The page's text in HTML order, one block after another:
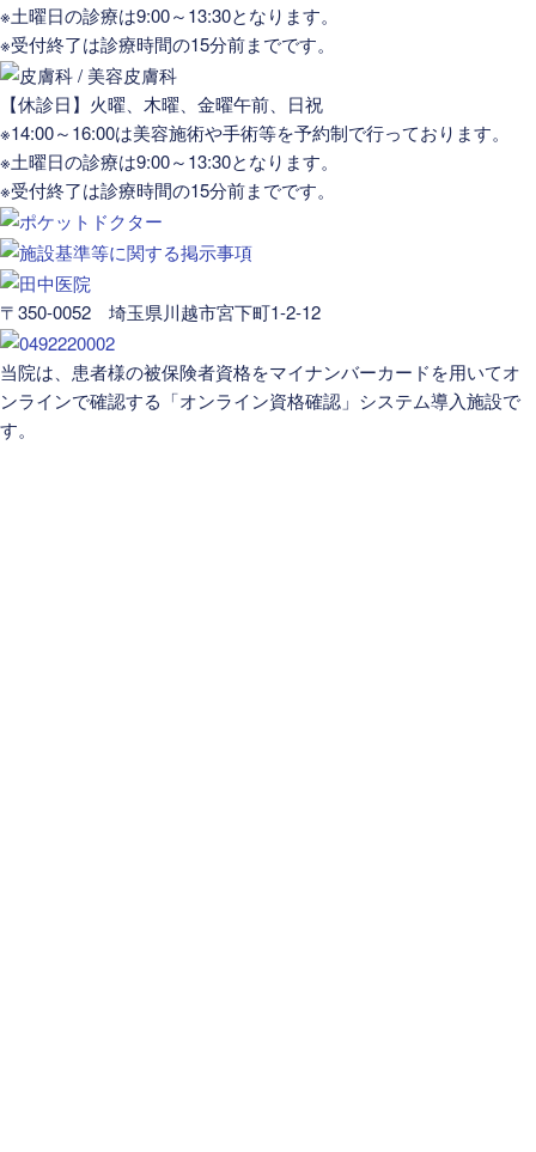
※土曜日の診療は9:00～13:30となります。
※受付終了は診療時間の15分前までです。
【休診日】火曜、木曜、金曜午前、日祝
※14:00～16:00は美容施術や手術等を予約制で行っております。
※土曜日の診療は9:00～13:30となります。
※受付終了は診療時間の15分前までです。
〒350-0052 埼玉県川越市宮下町1-2-12
当院は、患者様の被保険者資格をマイナンバーカードを用いてオ
ンラインで確認する「オンライン資格確認」システム導入施設で
す。